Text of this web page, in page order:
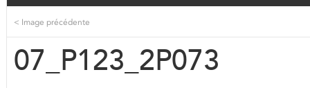
< Image précédente
07_P123_2P073